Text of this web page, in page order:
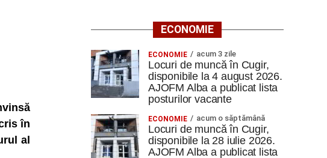
în
al
ECONOMIE
ECONOMIE acum 3 zile
Locuri de muncă în Cugir,
disponibile la 4 august 2026.
AJOFM Alba a publicat lista
posturilor vacante
ECONOMIE acum o săptămână
Locuri de muncă în Cugir,
disponibile la 28 iulie 2026.
AJOFM Alba a publicat lista